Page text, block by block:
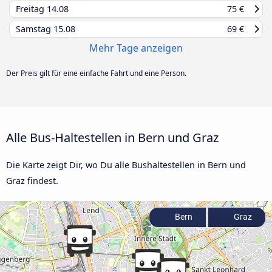
Freitag 14.08
75 €
Samstag 15.08 69 €
Mehr Tage anzeigen
Der Preis gilt für eine einfache Fahrt und eine Person.
Alle Bus-Haltestellen in Bern und Graz
Die Karte zeigt Dir, wo Du alle Bushaltestellen in Bern und
Graz findest.
Bern Graz